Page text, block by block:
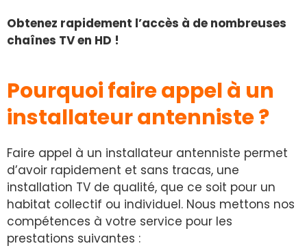
Obtenez rapidement l’accès à de nombreuses
chaînes TV en HD !
Pourquoi faire appel à un
installateur antenniste ?
Faire appel à un installateur antenniste permet
d’avoir rapidement et sans tracas, une
installation TV de qualité, que ce soit pour un
habitat collectif ou individuel. Nous mettons nos
compétences à votre service pour les
prestations suivantes :